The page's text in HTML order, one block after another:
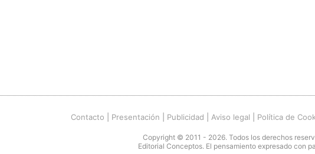
Contacto Presentación Publicidad Aviso legal Política de
Copyright © 2011 - 2026. Todos los derechos
Editorial Conceptos. El pensamiento expresado con